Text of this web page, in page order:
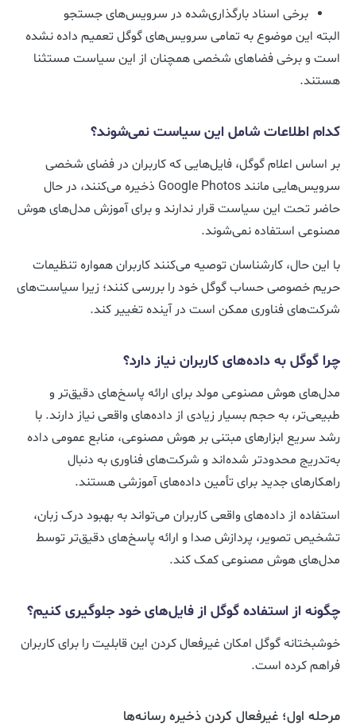
برخی اسناد بارگذاری‌شده در سرویس‌های جستجو
البته این موضوع به تمامی سرویس‌های گوگل تعمیم داده نشده
است و برخی فضاهای شخصی همچنان از این سیاست مستثنا
هستند.
کدام اطلاعات شامل این سیاست نمی‌شوند؟
بر اساس اعلام گوگل، فایل‌هایی که کاربران در فضای شخصی
سرویس‌هایی مانند Google Photos ذخیره می‌کنند، در حال
حاضر تحت این سیاست قرار ندارند و برای آموزش مدل‌های هوش
مصنوعی استفاده نمی‌شوند.
با این حال، کارشناسان توصیه می‌کنند کاربران همواره تنظیمات
حریم خصوصی حساب گوگل خود را بررسی کنند؛ زیرا سیاست‌های
شرکت‌های فناوری ممکن است در آینده تغییر کند.
چرا گوگل به داده‌های کاربران نیاز دارد؟
مدل‌های هوش مصنوعی مولد برای ارائه پاسخ‌های دقیق‌تر و
طبیعی‌تر، به حجم بسیار زیادی از داده‌های واقعی نیاز دارند. با
رشد سریع ابزارهای مبتنی بر هوش مصنوعی، منابع عمومی داده
به‌تدریج محدودتر شده‌اند و شرکت‌های فناوری به دنبال
راهکارهای جدید برای تأمین داده‌های آموزشی هستند.
استفاده از داده‌های واقعی کاربران می‌تواند به بهبود درک زبان،
تشخیص تصویر، پردازش صدا و ارائه پاسخ‌های دقیق‌تر توسط
مدل‌های هوش مصنوعی کمک کند.
چگونه از استفاده گوگل از فایل‌های خود جلوگیری کنیم؟
خوشبختانه گوگل امکان غیرفعال کردن این قابلیت را برای کاربران
فراهم کرده است.
مرحله اول؛ غیرفعال کردن ذخیره رسانه‌ها